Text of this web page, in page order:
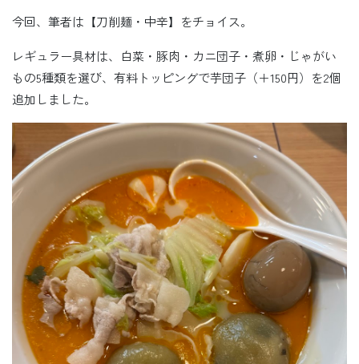
今回、筆者は【刀削麺・中辛】をチョイス。
レギュラー具材は、白菜・豚肉・カニ団子・煮卵・じゃがい
もの5種類を選び、有料トッピングで芋団子（＋150円）を2個
追加しました。